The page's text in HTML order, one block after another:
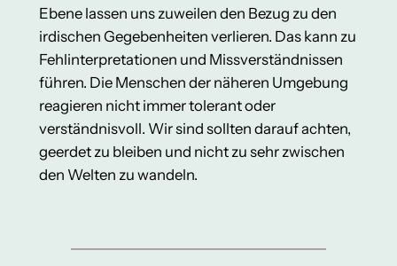
Ebene lassen uns zuweilen den Bezug zu den
irdischen Gegebenheiten verlieren. Das kann zu
Fehlinterpretationen und Missverständnissen
führen. Die Menschen der näheren Umgebung
reagieren nicht immer tolerant oder
verständnisvoll. Wir sind sollten darauf achten,
geerdet zu bleiben und nicht zu sehr zwischen
den Welten zu wandeln.